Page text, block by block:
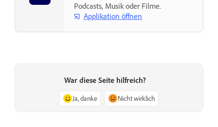
Podcasts, Musik oder Filme.
Applikation öffnen
War diese Seite hilfreich?
Ja, danke Nicht wirklich